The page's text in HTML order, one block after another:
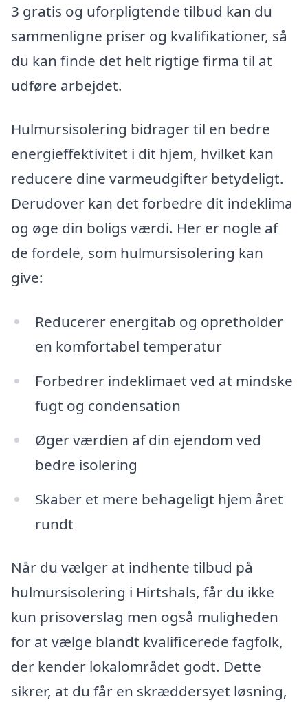
3 gratis og uforpligtende tilbud kan du
sammenligne priser og kvalifikationer, så
du kan finde det helt rigtige firma til at
udføre arbejdet.
Hulmursisolering bidrager til en bedre
energieffektivitet i dit hjem, hvilket kan
reducere dine varmeudgifter betydeligt.
Derudover kan det forbedre dit indeklima
og øge din boligs værdi. Her er nogle af
de fordele, som hulmursisolering kan
give:
Reducerer energitab og opretholder
en komfortabel temperatur
Forbedrer indeklimaet ved at mindske
fugt og condensation
Øger værdien af din ejendom ved
bedre isolering
Skaber et mere behageligt hjem året
rundt
Når du vælger at indhente tilbud på
hulmursisolering i Hirtshals, får du ikke
kun prisoverslag men også muligheden
for at vælge blandt kvalificerede fagfolk,
der kender lokalområdet godt. Dette
sikrer, at du får en skræddersyet løsning,